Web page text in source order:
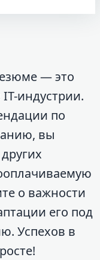
— это
индустрии.
по
вы
о важности
его под
Успехов в